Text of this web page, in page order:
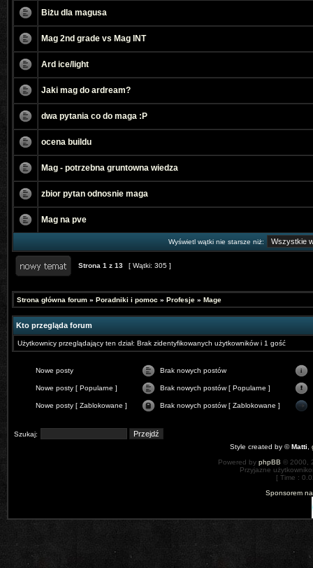
Biżu dla magusa
Mag 2nd grade vs Mag INT
Ard ice/light
Jaki mag do ardream?
dwa pytania co do maga :P
ocena buildu
Mag - potrzebna gruntowna wiedza
zbior pytan odnosnie maga
Mag na pve
Wyświetl wątki nie starsze niż:
Strona 1 z 13 [ Wątki: 305 ]
Strona główna forum » Poradniki i pomoc » Profesje » Mage
Kto przegląda forum
Użytkownicy przeglądający ten dział: Brak zidentyfikowanych użytkowników i 1 gość
Nowe posty Brak nowych postów
Nowe posty [ Popularne ] Brak nowych postów [ Popularne ]
Nowe posty [ Zablokowane ] Brak nowych postów [ Zablokowane ]
Szukaj:
Style created by ©Matti
Powered by phpBB © 2000,
Przyjazne
[ Time :
Sponsorem